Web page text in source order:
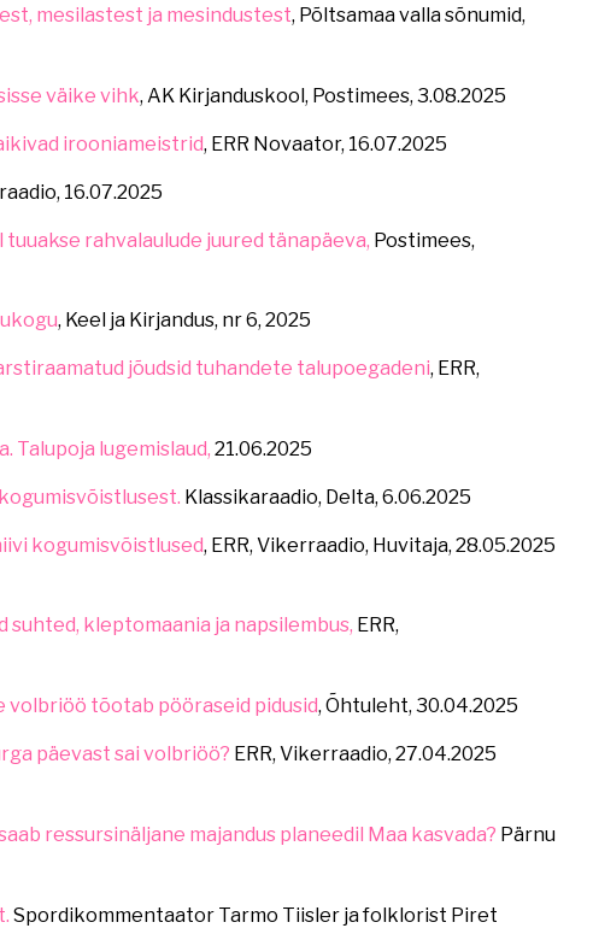
mesilastest ja mesindustest, Põltsamaa valla sõnumid,
väike vihk, AK Kirjanduskool, Postimees, 3.08.2025
irooniameistrid, ERR Novaator, 16.07.2025
16.07.2025
tuuakse rahvalaulude juured tänapäeva, Postimees,
, Keel ja Kirjandus, nr 6, 2025
jõudsid tuhandete talupoegadeni, ERR,
Talupoja lugemislaud, 21.06.2025
Klassikaraadio, Delta, 6.06.2025
kogumisvõistlused, ERR, Vikerraadio, Huvitaja, 28.05.2025
kleptomaania ja napsilembus, ERR,
volbriöö tõotab pööraseid pidusid, Õhtuleht, 30.04.2025
päevast sai volbriöö? ERR, Vikerraadio, 27.04.2025
ressursinäljane majandus planeedil Maa kasvada? Pärnu
Spordikommentaator Tarmo Tiisler ja folklorist Piret